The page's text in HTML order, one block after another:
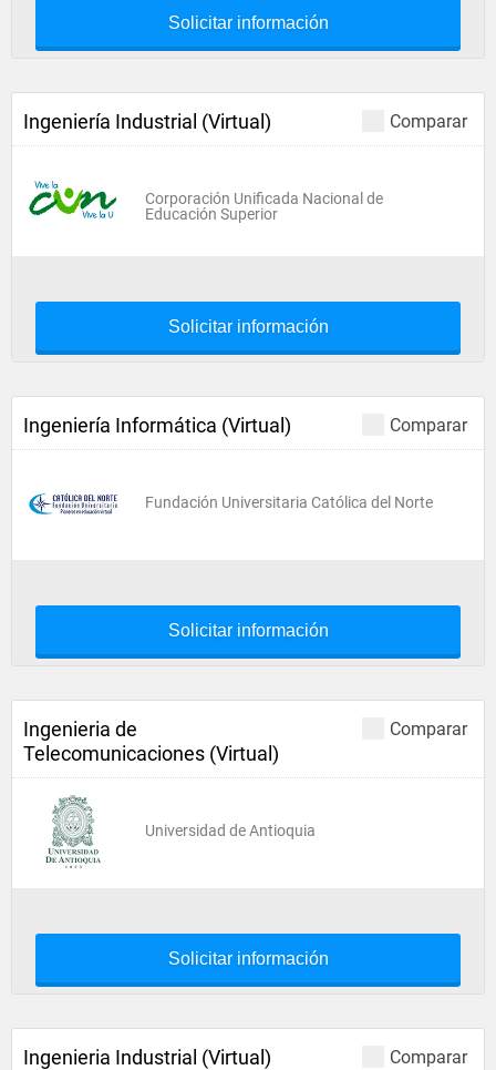
Solicitar información
Comparar
Ingeniería Industrial (Virtual)
Corporación Unificada Nacional de
Educación Superior
Solicitar información
Comparar
Ingeniería Informática (Virtual)
Fundación Universitaria Católica del Norte
Solicitar información
Comparar
Ingenieria de
Telecomunicaciones (Virtual)
Universidad de Antioquia
Solicitar información
Comparar
Ingenieria Industrial (Virtual)